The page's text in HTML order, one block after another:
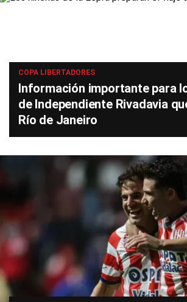
COPA LIBERTADORES
Información importante para
de Independiente Rivadavia
Río de Janeiro